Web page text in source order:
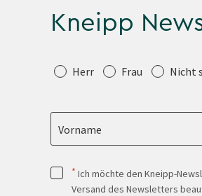
Kneipp
Anrede
Herr Frau Nicht
Vorname
* Ich möchte den Kneipp-
Versand des Newsletters